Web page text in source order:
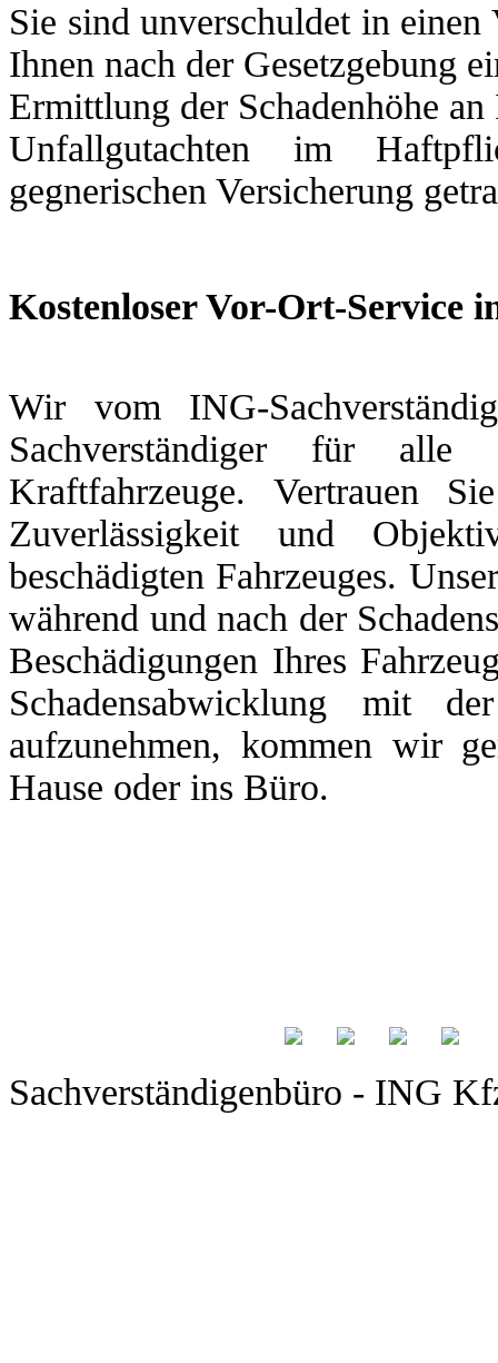
Sie sind unverschuldet in
Ihnen nach der Gesetzgebung
Ermittlung der Schadenhöhe
Unfallgutachten im
gegnerischen Versicherung
Kostenloser Vor-Ort-Service
Wir vom ING-
Sachverständiger für
Kraftfahrzeuge. Vertrauen
Zuverlässigkeit und
beschädigten Fahrzeuges.
während und nach der
Beschädigungen Ihres
Schadensabwicklung mit
aufzunehmen, kommen wir
Hause oder ins Büro.
Sachverständigenbüro - ING